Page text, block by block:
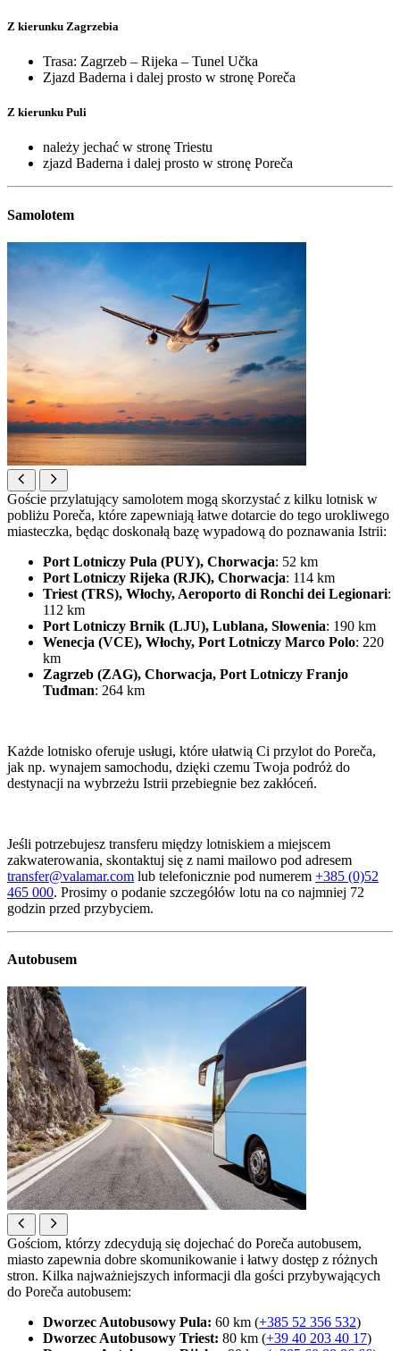
Z kierunku Zagrzebia
Trasa: Zagrzeb – Rijeka – Tunel Učka
Zjazd Baderna i dalej prosto w stronę Poreča
Z kierunku Puli
należy jechać w stronę Triestu
zjazd Baderna i dalej prosto w stronę Poreča
Samolotem
Goście przylatujący samolotem mogą skorzystać z kilku lotnisk w
pobliżu Poreča, które zapewniają łatwe dotarcie do tego urokliwego
miasteczka, będąc doskonałą bazę wypadową do poznawania Istrii:
Port Lotniczy Pula (PUY), Chorwacja: 52 km
Port Lotniczy Rijeka (RJK), Chorwacja: 114 km
Triest (TRS), Włochy, Aeroporto di Ronchi dei Legionari:
112 km
Port Lotniczy Brnik (LJU), Lublana, Słowenia: 190 km
Wenecja (VCE), Włochy, Port Lotniczy Marco Polo: 220
km
Zagrzeb (ZAG), Chorwacja, Port Lotniczy Franjo
Tuđman: 264 km
Każde lotnisko oferuje usługi, które ułatwią Ci przylot do Poreča,
jak np. wynajem samochodu, dzięki czemu Twoja podróż do
destynacji na wybrzeżu Istrii przebiegnie bez zakłóceń.
Jeśli potrzebujesz transferu między lotniskiem a miejscem
zakwaterowania, skontaktuj się z nami mailowo pod adresem
transfer@valamar.com lub telefonicznie pod numerem +385 (0)52
465 000. Prosimy o podanie szczegółów lotu na co najmniej 72
godzin przed przybyciem.
Autobusem
Gościom, którzy zdecydują się dojechać do Poreča autobusem,
miasto zapewnia dobre skomunikowanie i łatwy dostęp z różnych
stron. Kilka najważniejszych informacji dla gości przybywających
do Poreča autobusem:
Dworzec Autobusowy Pula: 60 km (+385 52 356 532)
Dworzec Autobusowy Triest: 80 km (+39 40 203 40 17)